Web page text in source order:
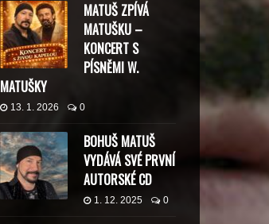
MATUŠ ZPÍVÁ
MATUŠKU –
KONCERT S
PÍSNĚMI W.
MATUŠKY
13. 1. 2026 0
BOHUŠ MATUŠ
VYDÁVÁ SVÉ PRVNÍ
AUTORSKÉ CD
1. 12. 2025 0